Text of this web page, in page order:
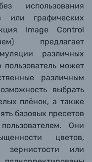
использования
или графических
Image Control
предлагает
различных
может
различным
выбрать
плёнок, а также
базовых пресетов
Они
цветов,
зернистости или